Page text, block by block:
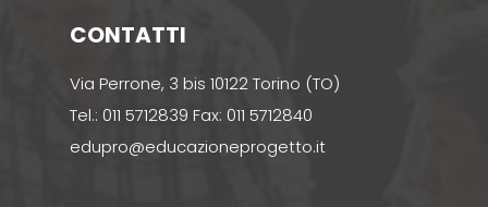
CONTATTI
Via Perrone, 3 bis 10122 Torino (TO)
Tel.: 011 5712839 Fax: 011 5712840
edupro@educazioneprogetto.it